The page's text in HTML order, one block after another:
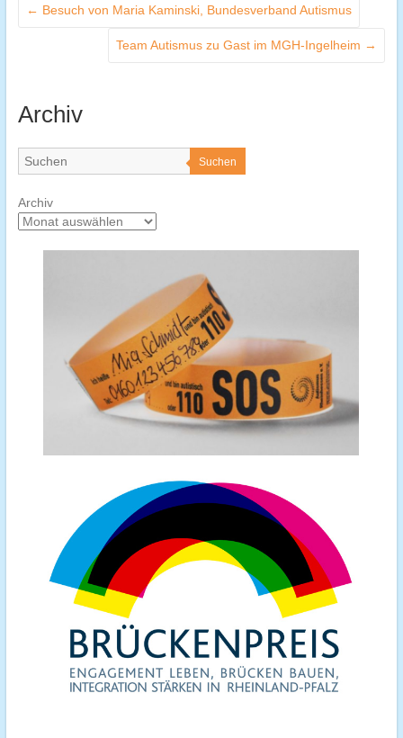
← Besuch von Maria Kaminski, Bundesverband Autismus
Team Autismus zu Gast im MGH-Ingelheim →
Archiv
Suchen
Archiv